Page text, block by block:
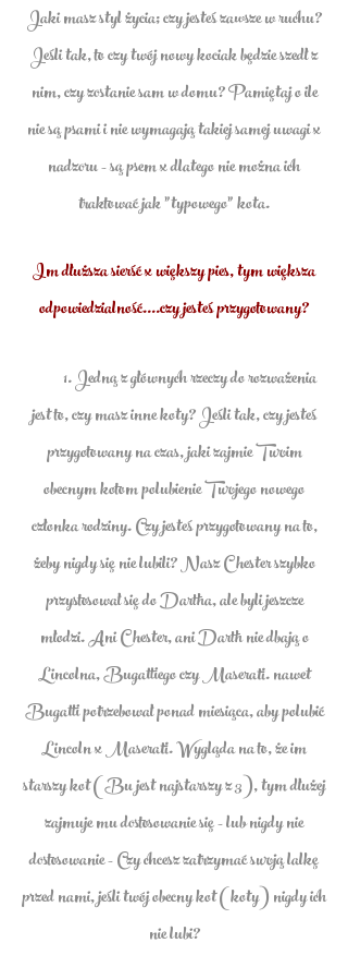
Jaki masz styl życia; czy jesteś zawsze w ruchu?
Jeśli tak, to czy twój nowy kociak będzie szedł z
nim, czy zostanie sam w domu? Pamiętaj o ile
nie są psami i nie wymagają takiej samej uwagi x
nadzoru - są psem x dlatego nie można ich
traktować jak "typowego" kota.
Im dłuższa sierść x większy pies, tym większa
odpowiedzialność….czy jesteś przygotowany?
1. Jedną z głównych rzeczy do rozważenia
jest to, czy masz inne koty? Jeśli tak, czy jesteś
przygotowany na czas, jaki zajmie Twoim
obecnym kotom polubienie Twojego nowego
członka rodziny. Czy jesteś przygotowany na to,
żeby nigdy się nie lubili? Nasz Chester szybko
przystosował się do Dartha, ale byli jeszcze
młodzi. Ani Chester, ani Darth nie dbają o
Lincolna, Bugattiego czy Maserati. nawet
Bugatti potrzebował ponad miesiąca, aby polubić
Lincoln x Maserati. Wygląda na to, że im
starszy kot (Bu jest najstarszy z 3), tym dłużej
zajmuje mu dostosowanie się - lub nigdy nie
dostosowanie - Czy chcesz zatrzymać swoją lalkę
przed nami, jeśli twój obecny kot (koty) nigdy ich
nie lubi?